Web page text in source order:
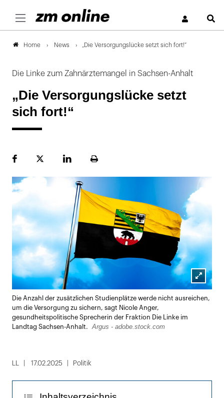
Home News „Die Versorgungslücke setzt sich fort!“
Die Linke zum Zahnärztemangel in Sachsen-Anhalt
„Die Versorgungslücke setzt
sich fort!“
FacebookPlattformLinekdInSeite
Lightbox
öffnen
Die Anzahl der zusätzlichen Studienplätze werde nicht ausreichen,
um die Versorgung zu sichern, sagt Nicole Anger,
gesundheitspolitische Sprecherin der Fraktion Die Linke im
Landtag Sachsen-Anhalt.
Argus - adobe.stock.com
17.02.2025 Politik